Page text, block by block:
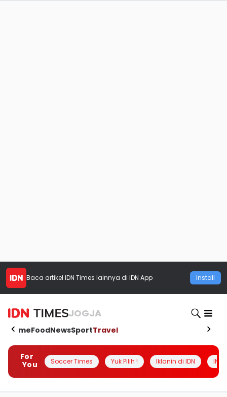
Baca artikel IDN Times lainnya di IDN App Install
JOGJA
HomeFoodNewsSportTravel
For
You
Soccer Times Yuk Pilih ! Iklanin di IDN